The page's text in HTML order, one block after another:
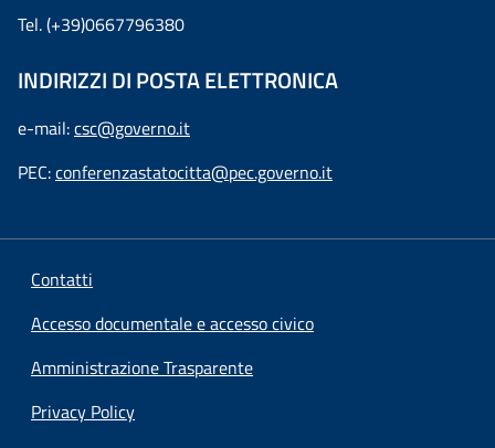
Tel. (+39)0667796380
INDIRIZZI DI POSTA ELETTRONICA
e-mail:csc@governo.it
PEC:conferenzastatocitta@pec.governo.it
Contatti
Accesso documentale e accesso civico
Amministrazione Trasparente
Privacy Policy